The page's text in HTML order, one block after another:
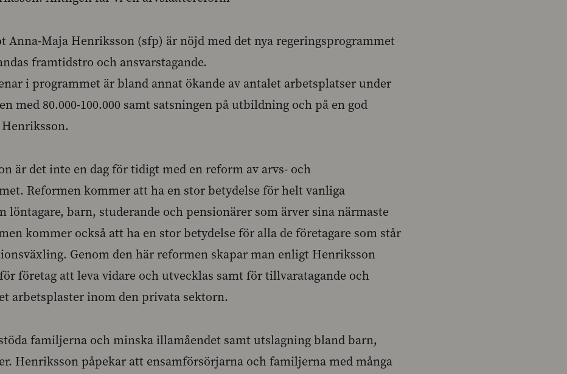
Anna-Maja Henriksson (sfp) är nöjd med det nya regeringsprogrammet
framtidstro och ansvarstagande.
i programmet är bland annat ökande av antalet arbetsplatser under
med 80.000-100.000 samt satsningen på utbildning och på en god
är det inte en dag för tidigt med en reform av arvs- och
Reformen kommer att ha en stor betydelse för helt vanliga
löntagare, barn, studerande och pensionärer som ärver sina närmaste
kommer också att ha en stor betydelse för alla de företagare som står
Genom den här reformen skapar man enligt Henriksson
företag att leva vidare och utvecklas samt för tillvaratagande och
arbetsplaster inom den privata sektorn.
familjerna och minska illamåendet samt utslagning bland barn,
Henriksson påpekar att ensamförsörjarna och familjerna med många